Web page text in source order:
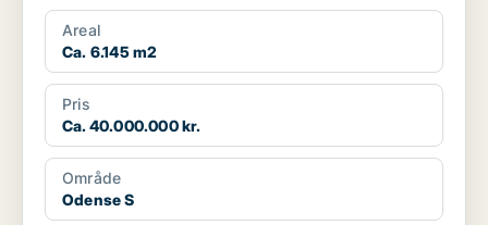
Areal
Ca. 6.145 m2
Pris
Ca. 40.000.000 kr.
Område
Odense S